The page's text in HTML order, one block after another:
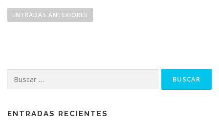
a
n
ENTRADAS ANTERIORES
ENTRADAS RECIENTES